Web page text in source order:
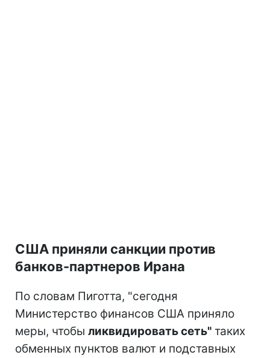
США приняли санкции против
банков-партнеров Ирана
По словам Пиготта, "сегодня
Министерство финансов США приняло
меры, чтобы ликвидировать сеть" таких
обменных пунктов валют и подставных